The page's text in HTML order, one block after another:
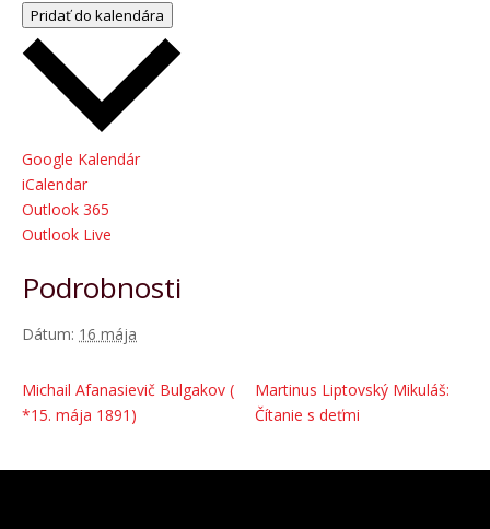
Pridať do kalendára
Google Kalendár
iCalendar
Outlook 365
Outlook Live
Podrobnosti
Dátum: 16 mája
Michail Afanasievič Bulgakov (
*15. mája 1891)
Martinus Liptovský Mikuláš:
Čítanie s deťmi